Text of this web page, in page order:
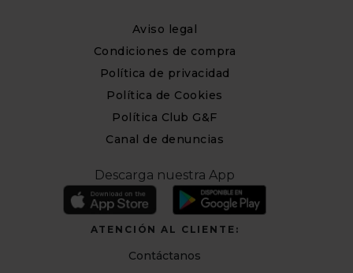
Aviso legal
Condiciones de compra
Política de privacidad
Política de Cookies
Política Club G&F
Canal de denuncias
Descarga nuestra App
ATENCIÓN AL CLIENTE:
Contáctanos